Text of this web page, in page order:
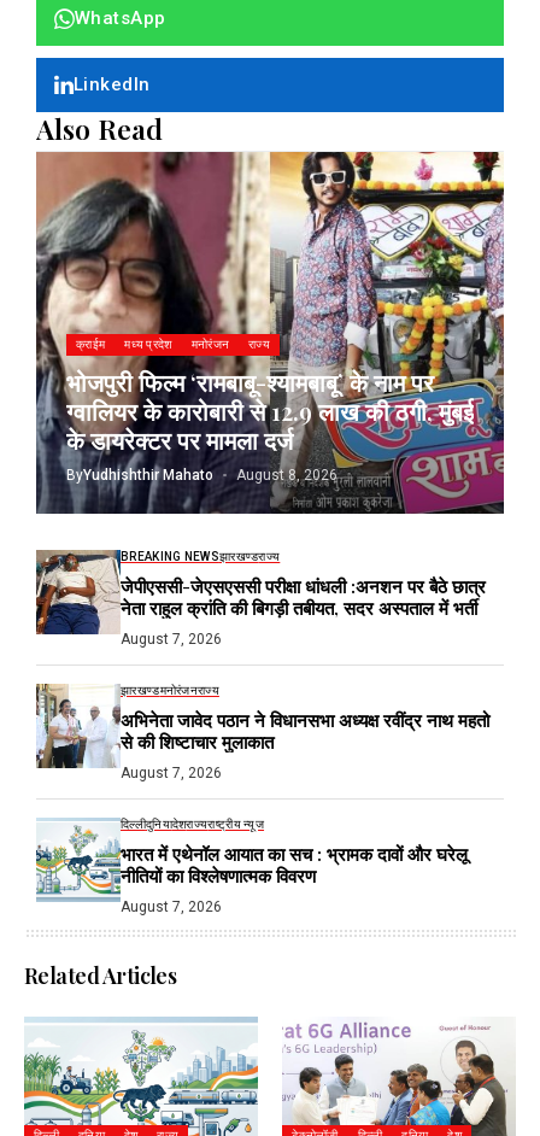
WhatsApp
LinkedIn
Also Read
क्राईम मध्य प्रदेश मनोरंजन राज्य
भोजपुरी फिल्म ‘रामबाबू-श्यामबाबू’ के नाम पर
ग्वालियर के कारोबारी से 12.9 लाख की ठगी, मुंबई
के डायरेक्टर पर मामला दर्ज
ByYudhishthir Mahato August 8, 2026
BREAKING NEWSझारखण्डराज्य
जेपीएससी-जेएसएससी परीक्षा धांधली :अनशन पर बैठे छात्र
नेता राहुल क्रांति की बिगड़ी तबीयत, सदर अस्पताल में भर्ती
August 7, 2026
झारखण्डमनोरंजनराज्य
अभिनेता जावेद पठान ने विधानसभा अध्यक्ष रवींद्र नाथ महतो
से की शिष्टाचार मुलाकात
August 7, 2026
दिल्लीदुनियादेशराज्यराष्ट्रीय न्यूज
भारत में एथेनॉल आयात का सच : भ्रामक दावों और घरेलू
नीतियों का विश्लेषणात्मक विवरण
August 7, 2026
Related Articles